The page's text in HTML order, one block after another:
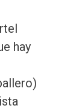
hay